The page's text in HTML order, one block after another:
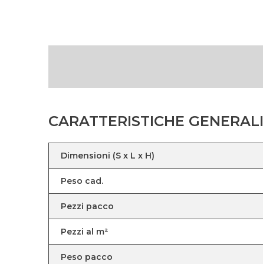
CARATTERISTICHE GENERALI
Dimensioni (S x L x H)
Peso cad.
Pezzi pacco
Pezzi al m²
Peso pacco